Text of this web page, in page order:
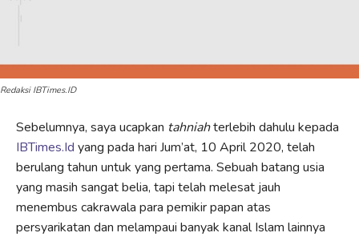
Redaksi IBTimes.ID
Sebelumnya, saya ucapkan tahniahterlebih dahulu kepada
IBTimes.Id yang pada hari Jum’at, 10 April 2020, telah
berulang tahun untuk yang pertama. Sebuah batang usia
yang masih sangat belia, tapi telah melesat jauh
menembus cakrawala para pemikir papan atas
persyarikatan dan melampaui banyak kanal Islam lainnya